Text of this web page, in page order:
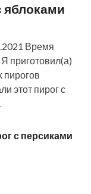
яблоками
Время
приготовил(а)
пирогов
этот пирог с
с персиками